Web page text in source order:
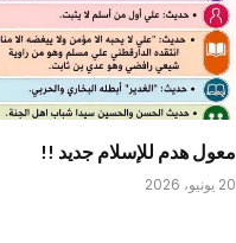
معول هدم للإسلام جديد !!
20 يونيو، 2026